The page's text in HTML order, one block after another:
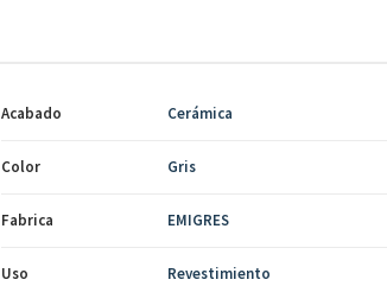
Acabado
Cerámica
Color Gris
Fabrica EMIGRES
Uso Revestimiento